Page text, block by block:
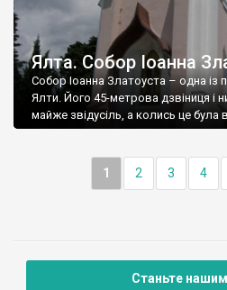
Ялта. Собор Іоанна
Собор Іоанна Златоуста – одна із
Ялти. Його 45-метрова дзвіниця і
майже звідусіль, а колись це була
1 2 3 4
Станьте